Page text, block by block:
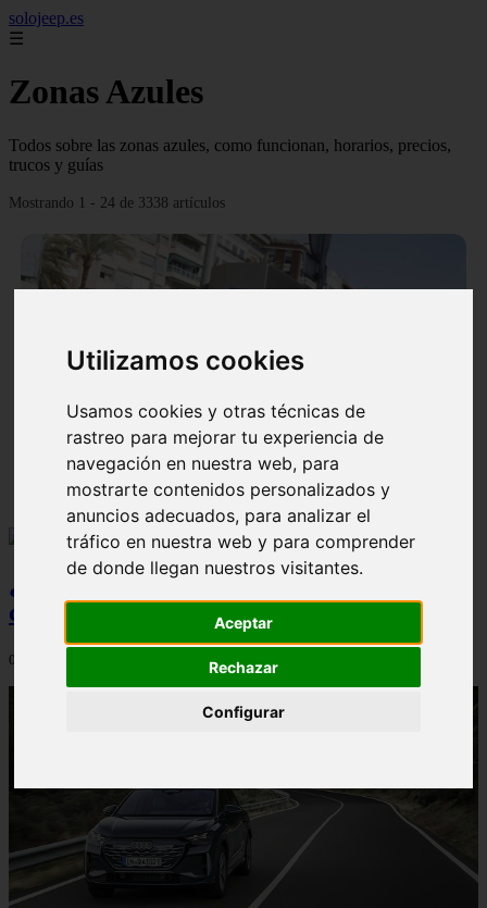
Utilizamos cookies
Usamos cookies y otras técnicas de
rastreo para mejorar tu experiencia de
navegación en nuestra web, para
mostrarte contenidos personalizados y
anuncios adecuados, para analizar el
tráfico en nuestra web y para comprender
de donde llegan nuestros visitantes.
Aceptar
Rechazar
Configurar
solojeep.es
☰
Zonas Azules
Todos sobre las zonas azules, como funcionan, horarios, precios,
trucos y guías
Mostrando 1 - 24 de 3338 artículos
▷ Zona Azul Córdoba 《 Horarios y Tarifas 2024 》
¿Qué Seat Ibiza merece más la pena
comprar?
08/08/2026